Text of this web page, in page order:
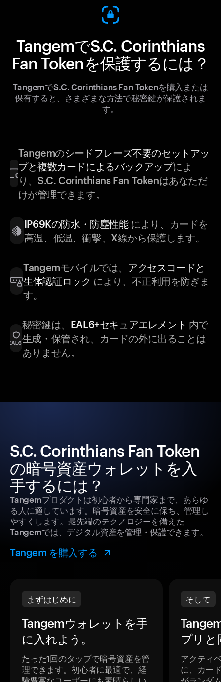
TangemでS.C. Corinthians
Fan Tokenを保護するには？
TangemでS.C. Corinthians Fan Tokenを購入または
保有すると、さまざまな方法で秘密鍵が保護されま
す。
Tangemのシードフレーズ不要のセットアッ
プと複数カードによるバックアップによ
り、S.C. Corinthians Fan Tokenはあなただ
けが管理できます。
IP69Kの防水・防塵性能により、カードを
高温、低温、衝撃、X線から保護します。
Tangemモバイルでは、 アクセスコードと
生体認証ロック により、不正利用を防ぎま
す。
秘密鍵は、 EAL6+セキュアエレメント 内で
生成・保管され、カードの外に出ることは
ありません。
S.C. Corinthians Fan Token
の暗号資産ウォレットを入
手するには？
Tangemプロダクトは初心者から専門家まで、あらゆ
る人に適しています。暗号資産を安全に保ち、管理し
やすくします。最先端のテクノロジーを備えた
Tangemでは、デジタル資産を管理・保護できます。
Tangem を購入する
まずはじめに
Tangemウォレットを手
に入れよう。
たった1回のタップで暗号資産を管
理できます。初心者に最適で、経
そして
プリと
アクティ
に、カー